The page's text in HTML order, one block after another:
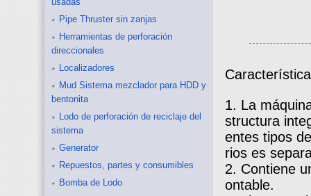
Pipe Thruster sin zanjas
Herramientas de perforación
direccionales
Localizadores
Mud Sistema mezclador para HDD y
bentonita
Lodo de perforación de reciclaje del
sistema
Generator
Repuestos, partes y consumibles
Bomba de Lodo
1. La
structura
entes tipos
rios es
2. Contiene
ontable.